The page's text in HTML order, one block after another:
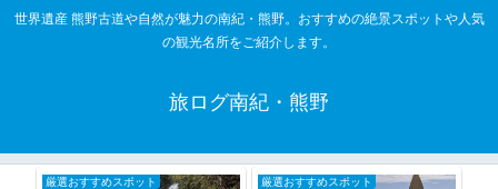
世界遺産 熊野古道や自然が魅力の南紀・熊野。おすすめの絶景スポットや人気
の観光名所をご紹介します。
旅ログ南紀・熊野
厳選おすすめスポット 厳選おすすめスポット